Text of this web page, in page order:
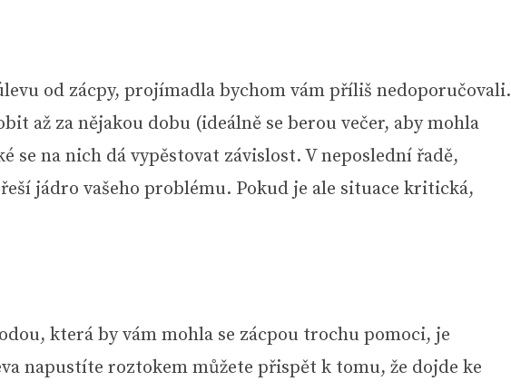
od zácpy, projímadla bychom vám příliš nedoporučovali.
až za nějakou dobu (ideálně se berou večer, aby mohla
se na nich dá vypěstovat závislost. V neposlední řadě,
jádro vašeho problému. Pokud je ale situace kritická,
která by vám mohla se zácpou trochu pomoci, je
napustíte roztokem můžete přispět k tomu, že dojde ke